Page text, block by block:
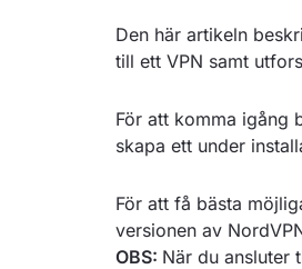
Den här artikeln
till ett VPN samt
För att komma igång
skapa ett under
För att få bästa
versionen av
OBS: När du ansluter